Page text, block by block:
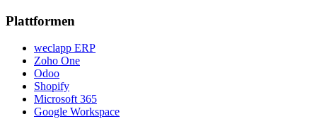
Plattformen
weclapp ERP
Zoho One
Odoo
Shopify
Microsoft 365
Google Workspace